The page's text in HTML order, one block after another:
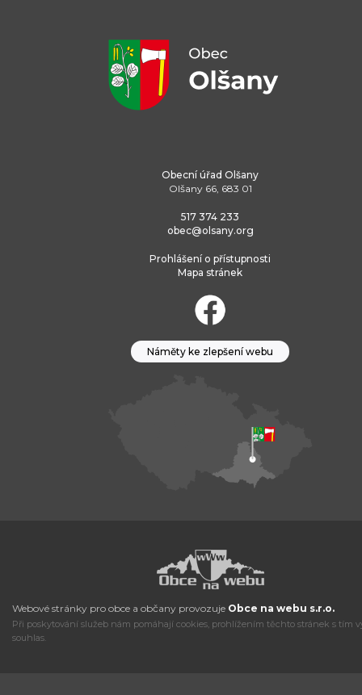
Obecní úřad Olšany
Olšany 66, 683 01
517 374 233
obec@olsany.org
Prohlášení o přístupnosti
Mapa stránek
Náměty ke zlepšení webu
Webové stránky pro obce a občany provozuje Obce na webu s.r.o.
Při poskytování služeb nám pomáhají cookies, prohlížením těchto stránek s tím
souhlas.